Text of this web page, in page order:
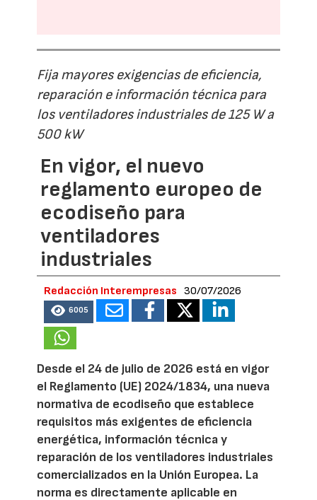
Fija mayores exigencias de eficiencia,
reparación e información técnica para
los ventiladores industriales de 125 W a
500 kW
En vigor, el nuevo
reglamento europeo de
ecodiseño para
ventiladores
industriales
Redacción Interempresas 30/07/2026
6005
Desde el 24 de julio de 2026 está en vigor
el Reglamento (UE) 2024/1834, una nueva
normativa de ecodiseño que establece
requisitos más exigentes de eficiencia
energética, información técnica y
reparación de los ventiladores industriales
comercializados en la Unión Europea. La
norma es directamente aplicable en